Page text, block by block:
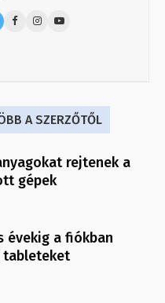
A SZERZŐTŐL
rejtenek a
gépek
évekig a fiókban